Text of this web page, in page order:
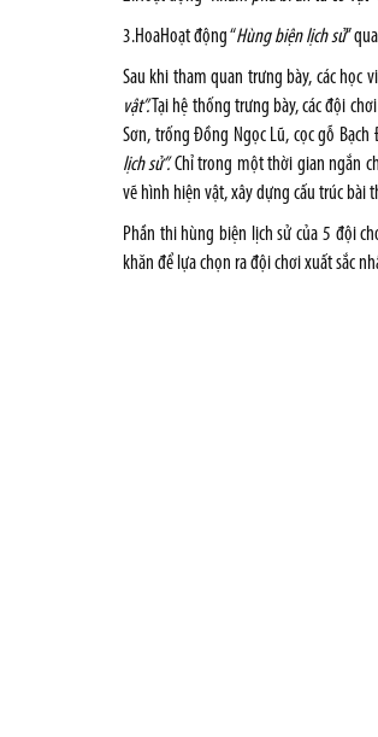
3.HoaHoạt động “Hùng biện lịch sử”
Sau khi tham quan trưng bày, các học
vật”.Tại hệ thống trưng bày, các đội
Sơn, trống Đồng Ngọc Lũ, cọc gỗ
lịch sử”.Chỉ trong một thời gian ngắn
vẽ hình hiện vật, xây dựng cấu trúc
Phần thi hùng biện lịch sử của 5 đội
khăn để lựa chọn ra đội chơi xuất sắc